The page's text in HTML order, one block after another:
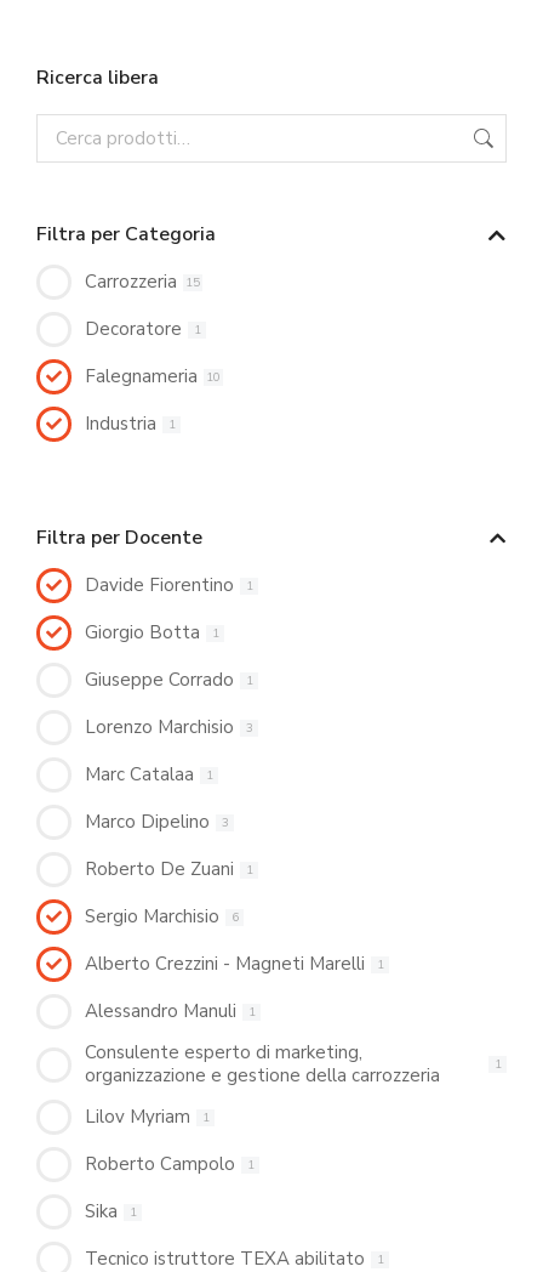
Ricerca libera
Filtra per Categoria
Carrozzeria 15
Decoratore 1
Falegnameria 10
Industria 1
Filtra per Docente
Davide Fiorentino 1
Giorgio Botta 1
Giuseppe Corrado 1
Lorenzo Marchisio 3
Marc Catalaa 1
Marco Dipelino 3
Roberto De Zuani 1
Sergio Marchisio 6
Alberto Crezzini - Magneti Marelli 1
Alessandro Manuli 1
Consulente esperto di marketing,
organizzazione e gestione della carrozzeria
1
Lilov Myriam 1
Roberto Campolo 1
Sika 1
Tecnico istruttore TEXA abilitato 1